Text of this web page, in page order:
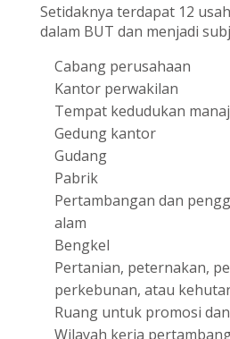
Setidaknya terdapat 12
dalam BUT dan menjadi
Cabang perusahaan
Kantor perwakilan
Tempat kedudukan
Gedung kantor
Gudang
Pabrik
Pertambangan dan
alam
Bengkel
Pertanian, peternakan,
perkebunan, atau
Ruang untuk promosi
Wilayah kerja